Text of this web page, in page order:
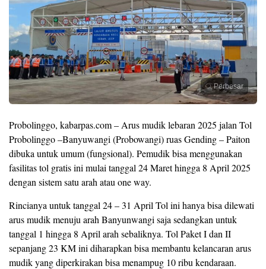
Perbesar
Probolinggo, kabarpas.com – Arus mudik lebaran 2025 jalan Tol
Probolinggo –Banyuwangi (Probowangi) ruas Gending – Paiton
dibuka untuk umum (fungsional). Pemudik bisa menggunakan
fasilitas tol gratis ini mulai tanggal 24 Maret hingga 8 April 2025
dengan sistem satu arah atau one way.
Rincianya untuk tanggal 24 – 31 April Tol ini hanya bisa dilewati
arus mudik menuju arah Banyunwangi saja sedangkan untuk
tanggal 1 hingga 8 April arah sebaliknya. Tol Paket I dan II
sepanjang 23 KM ini diharapkan bisa membantu kelancaran arus
mudik yang diperkirakan bisa menampug 10 ribu kendaraan.